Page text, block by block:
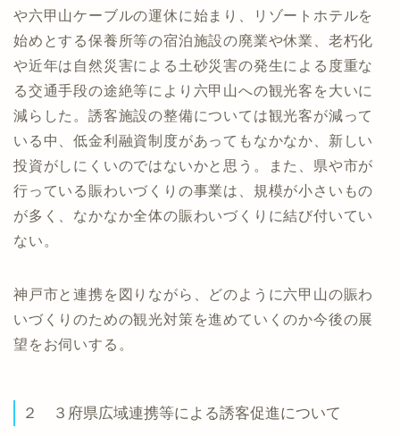
や六甲山ケーブルの運休に始まり、リゾートホテルを
始めとする保養所等の宿泊施設の廃業や休業、老朽化
や近年は自然災害による土砂災害の発生による度重な
る交通手段の途絶等により六甲山への観光客を大いに
減らした。誘客施設の整備については観光客が減って
いる中、低金利融資制度があってもなかなか、新しい
投資がしにくいのではないかと思う。また、県や市が
行っている賑わいづくりの事業は、規模が小さいもの
が多く、なかなか全体の賑わいづくりに結び付いてい
ない。
神戸市と連携を図りながら、どのように六甲山の賑わ
いづくりのための観光対策を進めていくのか今後の展
望をお伺いする。
２ ３府県広域連携等による誘客促進について